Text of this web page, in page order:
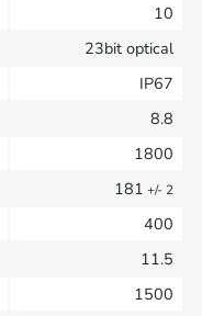
10
23bit optical
IP67
8.8
1800
181 +/- 2
400
11.5
1500